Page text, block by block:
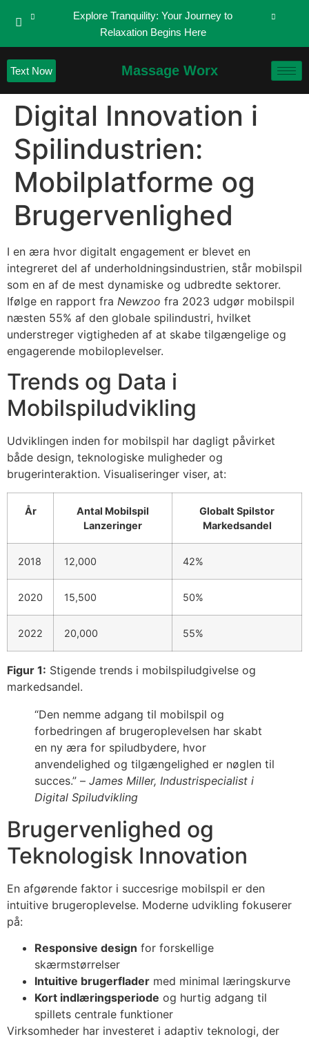
Explore Tranquility: Your Journey to
Relaxation Begins Here
Text Now Massage Worx
Digital Innovation i
Spilindustrien:
Mobilplatforme og
Brugervenlighed
I en æra hvor digitalt engagement er blevet en
integreret del af underholdningsindustrien, står mobilspil
som en af de mest dynamiske og udbredte sektorer.
Ifølge en rapport fra Newzoo fra 2023 udgør mobilspil
næsten 55% af den globale spilindustri, hvilket
understreger vigtigheden af at skabe tilgængelige og
engagerende mobiloplevelser.
Trends og Data i
Mobilspiludvikling
Udviklingen inden for mobilspil har dagligt påvirket
både design, teknologiske muligheder og
brugerinteraktion. Visualiseringer viser, at:
År
Antal Mobilspil
Lanzeringer
Globalt Spilstor
Markedsandel
2018 12,000 42%
2020 15,500 50%
2022 20,000 55%
Figur 1: Stigende trends i mobilspiludgivelse og
markedsandel.
“Den nemme adgang til mobilspil og
forbedringen af brugeroplevelsen har skabt
en ny æra for spiludbydere, hvor
anvendelighed og tilgængelighed er nøglen til
succes.” – James Miller, Industrispecialist i
Digital Spiludvikling
Brugervenlighed og
Teknologisk Innovation
En afgørende faktor i succesrige mobilspil er den
intuitive brugeroplevelse. Moderne udvikling fokuserer
på:
Responsive design for forskellige
skærmstørrelser
Intuitive brugerflader med minimal læringskurve
Kort indlæringsperiode og hurtig adgang til
spillets centrale funktioner
Virksomheder har investeret i adaptiv teknologi, der